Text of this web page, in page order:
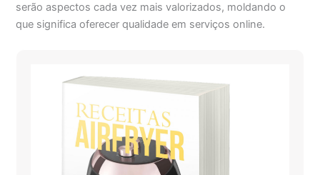
serão aspectos cada vez mais valorizados, moldando o
que significa oferecer qualidade em serviços online.